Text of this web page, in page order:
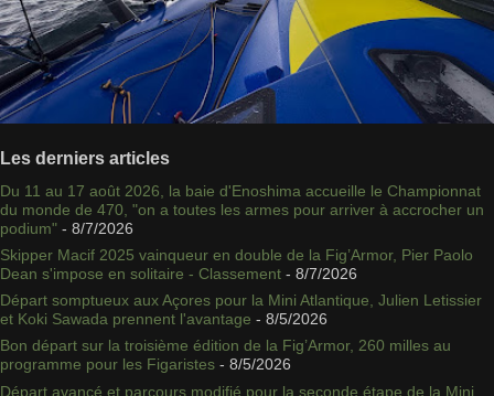
Les derniers articles
Du 11 au 17 août 2026, la baie d'Enoshima accueille le Championnat
du monde de 470, "on a toutes les armes pour arriver à accrocher un
podium" - 8/7/2026
Skipper Macif 2025 vainqueur en double de la Fig’Armor, Pier Paolo
Dean s'impose en solitaire - Classement - 8/7/2026
Départ somptueux aux Açores pour la Mini Atlantique, Julien Letissier
et Koki Sawada prennent l'avantage - 8/5/2026
Bon départ sur la troisième édition de la Fig’Armor, 260 milles au
programme pour les Figaristes - 8/5/2026
Départ avancé et parcours modifié pour la seconde étape de la Mini